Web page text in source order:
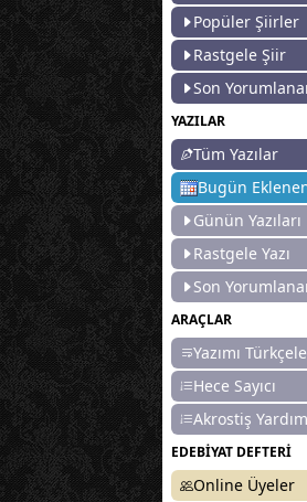
Popüler Şiirler
Rastgele Şiir
Son
YAZILAR
Tüm Yazılar
Bugün
Günün Yazıları
Rastgele Yazı
Son
ARAÇLAR
Yazımı Türkçele
Hece Sayıcı
Akrostiş
EDEBİYAT DEFTERİ
Online Üyeler